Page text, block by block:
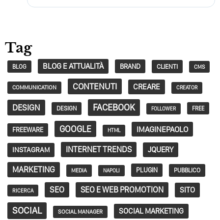
Tag
BLOG BLOG E ATTUALITÀ BRAND CLIENTI CMS
COMMUNICATION CONTENUTI CREARE CREATOR
DESIGN DESIGN FACEBOOK FOLLOWER FREE
FREEWARE GOOGLE HTML IMAGINEPAOLO
INSTAGRAM INTERNET TRENDS JQUERY
MARKETING MEDIA NAPOLI PLUGIN PUBBLICO
RICERCA SEO SEO E WEB PROMOTION SITO
SOCIAL SOCIAL MANAGER SOCIAL MARKETING